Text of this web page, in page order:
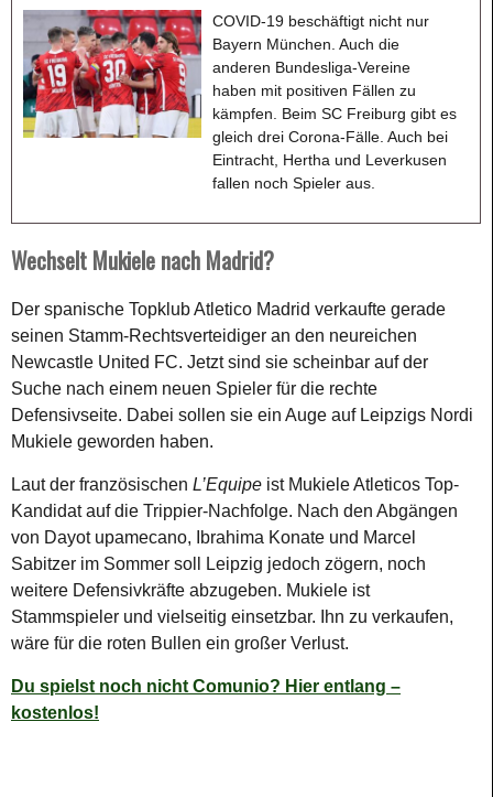
COVID-19 beschäftigt nicht nur
Bayern München. Auch die
anderen Bundesliga-Vereine
haben mit positiven Fällen zu
kämpfen. Beim SC Freiburg gibt es
gleich drei Corona-Fälle. Auch bei
Eintracht, Hertha und Leverkusen
fallen noch Spieler aus.
Wechselt Mukiele nach Madrid?
Der spanische Topklub Atletico Madrid verkaufte gerade
seinen Stamm-Rechtsverteidiger an den neureichen
Newcastle United FC. Jetzt sind sie scheinbar auf der
Suche nach einem neuen Spieler für die rechte
Defensivseite. Dabei sollen sie ein Auge auf Leipzigs Nordi
Mukiele geworden haben.
Laut der französischen L’Equipe ist Mukiele Atleticos Top-
Kandidat auf die Trippier-Nachfolge. Nach den Abgängen
von Dayot upamecano, Ibrahima Konate und Marcel
Sabitzer im Sommer soll Leipzig jedoch zögern, noch
weitere Defensivkräfte abzugeben. Mukiele ist
Stammspieler und vielseitig einsetzbar. Ihn zu verkaufen,
wäre für die roten Bullen ein großer Verlust.
Du spielst noch nicht Comunio? Hier entlang –
kostenlos!